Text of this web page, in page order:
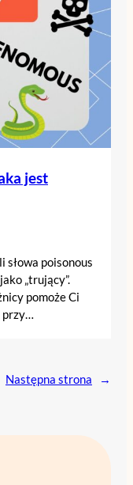
jest
słowa poisonous
„trujący”.
pomoże Ci
przy…
Następna strona →